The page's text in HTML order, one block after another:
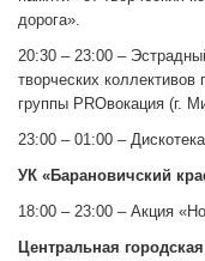
дорога».
20:30 – 23:00 –
творческих коллективов
группы PROвокация (г.
23:00 – 01:00 –
УК «Барановичский
18:00 – 23:00 – Акция
Центральная